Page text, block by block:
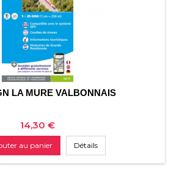
LA MURE VALBONNAIS
Prix
14,30 €
au panier Détails